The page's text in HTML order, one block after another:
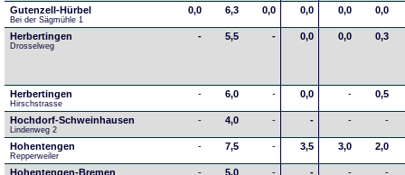
Gutenzell-Hürbel
Bei der Sägmühle 1
0,0 6,3 0,0 0,0 0,0 0,0
Herbertingen
Drosselweg
- 5,5 - 0,0 0,0 0,3
Herbertingen
Hirschstrasse
- 6,0 - 0,0 - 0,5
Hochdorf-Schweinhausen
Lindenweg 2
- 4,0 - - - -
Hohentengen
Repperweiler
- 7,5 - 3,5 3,0 2,0
Hohentengen-Bremen - 5,0 - - - -